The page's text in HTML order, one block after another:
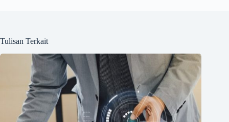
Tulisan Terkait